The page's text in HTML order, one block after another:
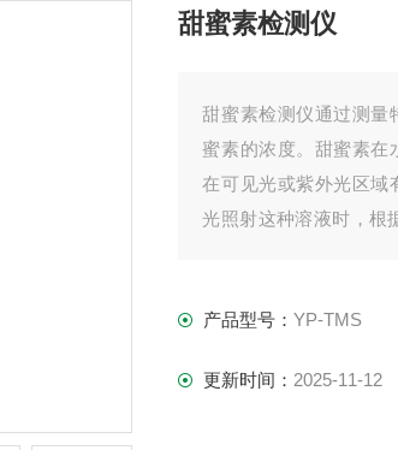
甜蜜素检测仪
甜蜜素检测仪通过测量
蜜素的浓度。甜蜜素在
在可见光或紫外光区域
光照射这种溶液时，根
产品型号：YP-TMS
更新时间： 2025-11-12